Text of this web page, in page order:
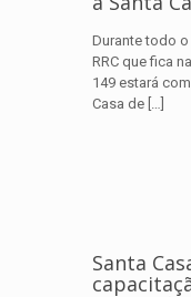
Durante todo
RRC que fica
149 estará
Casa de […]
Santa